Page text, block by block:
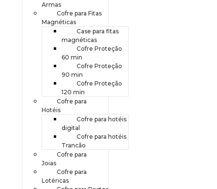
Armas
Cofre para Fitas
Magnéticas
Case para fitas
magnéticas
Cofre Proteção
60 min
Cofre Proteção
90 min
Cofre Proteção
120 min
Cofre para
Hotéis
Cofre para hotéis
digital
Cofre para hotéis
Trancão
Cofre para
Joias
Cofre para
Lotéricas